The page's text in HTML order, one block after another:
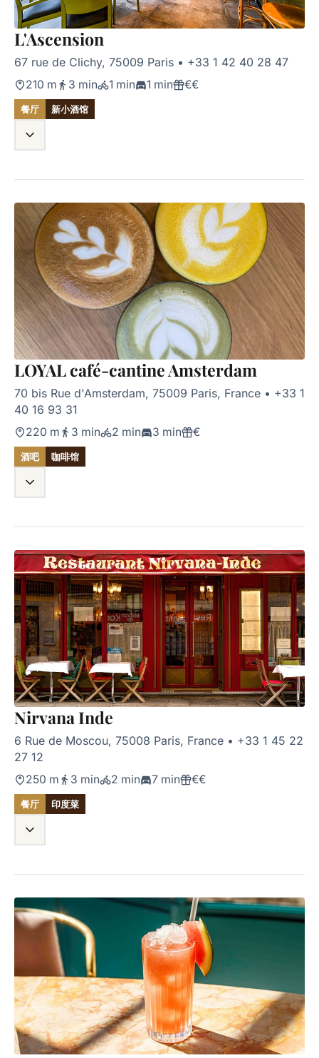
L'Ascension
67 rue de Clichy, 75009 Paris • +33 1 42 40 28 47
210 m 3 min 1 min 1 min €€
餐厅 新小酒馆
LOYAL café-cantine Amsterdam
70 bis Rue d'Amsterdam, 75009 Paris, France • +33 1
40 16 93 31
220 m 3 min 2 min 3 min €
酒吧 咖啡馆
Nirvana Inde
6 Rue de Moscou, 75008 Paris, France • +33 1 45 22
27 12
250 m 3 min 2 min 7 min €€
餐厅 印度菜